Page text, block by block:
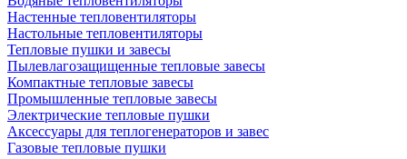
Настенные тепловентиляторы
Настольные тепловентиляторы
Тепловые пушки и завесы
Пылевлагозащищенные тепловые завесы
Компактные тепловые завесы
Промышленные тепловые завесы
Электрические тепловые пушки
Аксессуары для теплогенераторов и завес
Газовые тепловые пушки